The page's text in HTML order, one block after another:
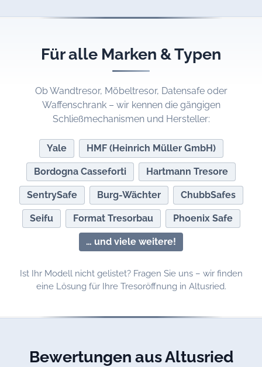
Für alle Marken & Typen
Ob Wandtresor, Möbeltresor, Datensafe oder
Waffenschrank – wir kennen die gängigen
Schließmechanismen und Hersteller:
Yale HMF (Heinrich Müller GmbH)
Bordogna Casseforti Hartmann Tresore
SentrySafe Burg-Wächter ChubbSafes
Seifu Format Tresorbau Phoenix Safe
… und viele weitere!
Ist Ihr Modell nicht gelistet? Fragen Sie uns – wir finden
eine Lösung für Ihre Tresoröffnung in Altusried.
Bewertungen aus Altusried